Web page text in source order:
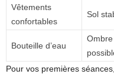
Vêtements
confortables
Sol
Bouteille d’eau
Pour vos premières séances,